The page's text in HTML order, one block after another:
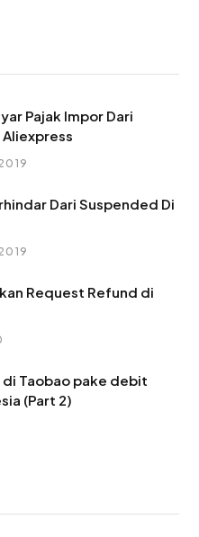
Pajak Impor Dari
Dari Suspended Di
Request Refund di
di Taobao pake debit
(Part 2)